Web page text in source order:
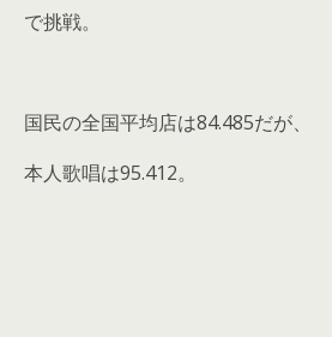
で挑戦。
国民の全国平均店は84.485だが、
本人歌唱は95.412。